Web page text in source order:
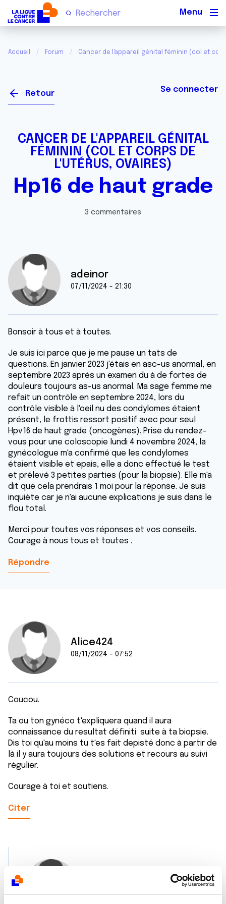
Accueil Forum Cancer de l'appareil génital féminin (col et
Retour Se connecter
CANCER DE L'APPAREIL GÉNITAL
FÉMININ (COL ET CORPS DE
L'UTÉRUS, OVAIRES)
Hp16 de haut grade
3 commentaires
adeinor
07/11/2024 - 21:30
Bonsoir à tous et à toutes.
Je suis ici parce que je me pause un tats de
questions. En janvier 2023 j'étais en asc-us anormal, en
septembre 2023 après un examen du à de fortes de
douleurs toujours as-us anormal. Ma sage femme me
refait un contrôle en septembre 2024, lors du
contrôle visible à l'oeil nu des condylomes étaient
présent, le frottis ressort positif avec pour seul
Hpv16 de haut grade (oncogènes). Prise du rendez-
vous pour une coloscopie lundi 4 novembre 2024, la
gynécologue m'a confirmé que les condylomes
étaient visible et epais, elle a donc effectué le test
et prélevé 3 petites parties (pour la biopsie). Elle m'a
dit que cela prendrais 1 moi pour la réponse. Je suis
inquiète car je n'ai aucune explications je suis dans le
flou total.
Merci pour toutes vos réponses et vos conseils.
Courage à nous tous et toutes .
Répondre
Alice424
08/11/2024 - 07:52
Coucou.
Ta ou ton gynéco t'expliquera quand il aura
connaissance du resultat définiti suite à ta biopsie.
Dis toi qu'au moins tu t'es fait depisté donc à partir de
là il y aura toujours des solutions et recours au suivi
régulier.
Courage à toi et soutiens.
Citer